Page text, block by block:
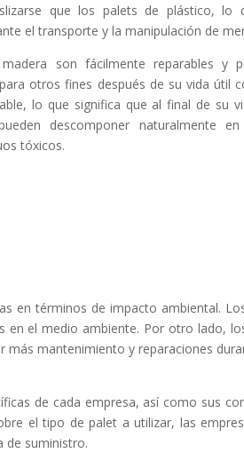
que los palets de plástico, lo
el transporte y la manipulación de
son fácilmente reparables y
otros fines después de su vida útil
lo que significa que al final de su
descomponer naturalmente
tóxicos.
en términos de impacto ambiental.
en el medio ambiente. Por otro lado,
mantenimiento y reparaciones
de cada empresa, así como sus
el tipo de palet a utilizar, las
de suministro.